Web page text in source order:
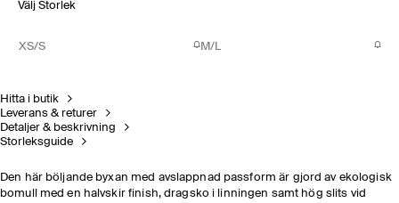
Välj Storlek
XS/S M/L
Hitta i butik
Leverans & returer
Detaljer & beskrivning
Storleksguide
Den här böljande byxan med avslappnad passform är gjord av ekologisk
bomull med en halvskir finish, dragsko i linningen samt hög slits vid